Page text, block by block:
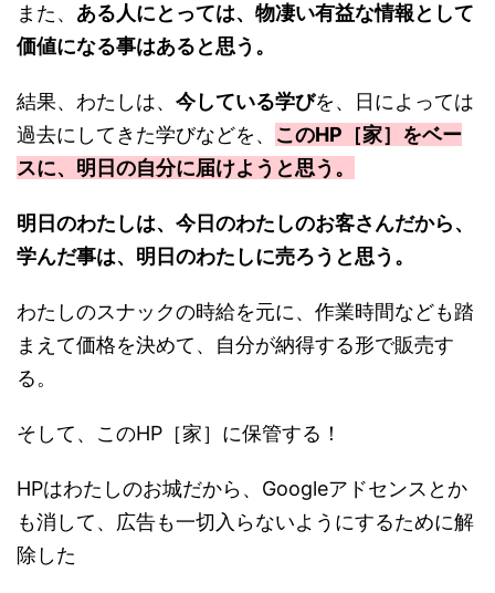
また、 ある人にとっては、物凄い有益な情報として
価値になる事はあると思う。
結果、わたしは、 今している学びを、日によっては
過去にしてきた学びなどを、 このHP［家］をベー
スに、明日の自分に届けようと思う。
明日のわたしは、今日のわたしのお客さんだから、
学んだ事は、明日のわたしに売ろうと思う。
わたしのスナックの時給を元に、作業時間なども踏
まえて価格を決めて、自分が納得する形で販売す
る。
そして、このHP［家］に保管する！
HPはわたしのお城だから、Googleアドセンスとか
も消して、広告も一切入らないようにするために解
除した